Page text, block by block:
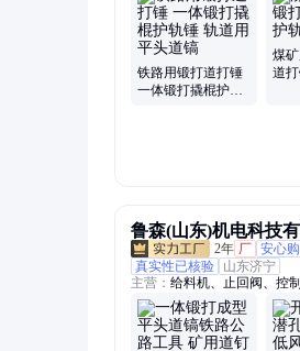
铁路用锻打道打锤
一体锻打撬棍护轨
煤
道打
鲁森(山东)机电科技
2年 厂 安心购
真实性已核验
山东济宁
主营： 给料机、止回阀、控
注式钻机、电动球阀、帆布
器、电液控配件、折叠式水
式逆止阀、万向摇臂钻床、